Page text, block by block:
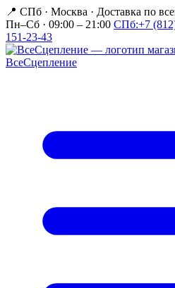
📍 СПб · Москва · Доставка по
Пн–Сб · 09:00 – 21:00 СПб:+7
151-23-43
ВсеСцепление